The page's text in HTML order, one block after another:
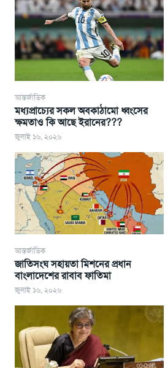
আন্তর্জাতিক
মধ্যপ্রাচ্যের সকল অবকাঠামো ধ্বংসের
ক্ষমতাও কি আছে ইরানের???
জুলাই ১৬, ২০২৬
আন্তর্জাতিক
জাতিসংঘ সহায়তা মিশনের প্রধান
বাংলাদেশের রাবাব ফাতিমা
জুলাই ১৬, ২০২৬